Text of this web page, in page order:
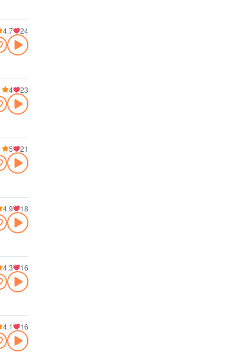
4.7 24
4 23
5 21
4.9 18
4.3 16
4.1 16